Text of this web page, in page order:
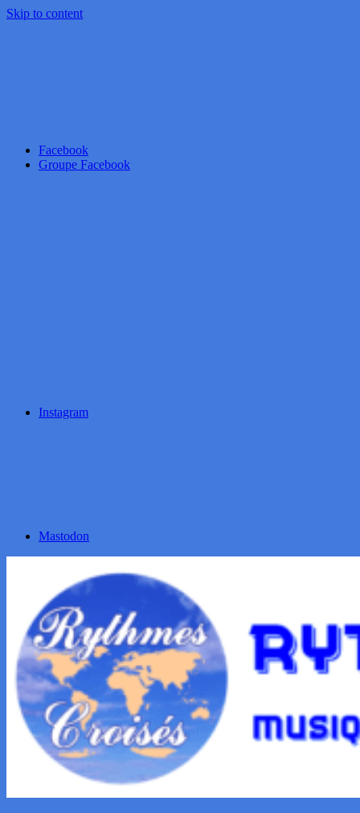
Skip to content
Facebook
Groupe Facebook
Instagram
Mastodon